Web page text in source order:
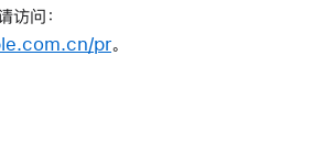
访问：
pr。
：